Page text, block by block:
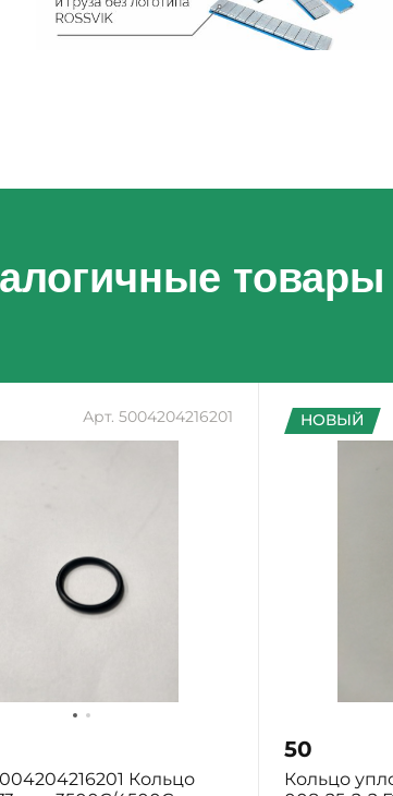
товары
Арт. 5004204216201
Кольцо
НОВЫЙ
50
Кольцо